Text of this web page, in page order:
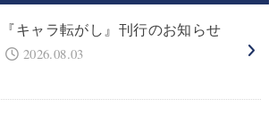
『キャラ転がし』刊行のお知らせ
2026.08.03